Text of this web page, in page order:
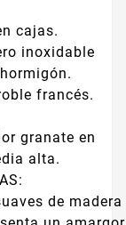
cajas.
inoxidable
francés.
granate en
alta.
de